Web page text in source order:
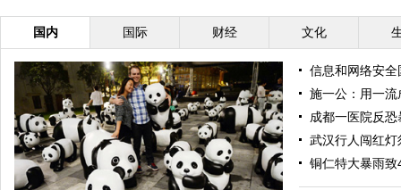
国内 国际 财经 文化
信息和网络安
施一公：用一流
成都一医院反
武汉行人闯红
铜仁特大暴雨